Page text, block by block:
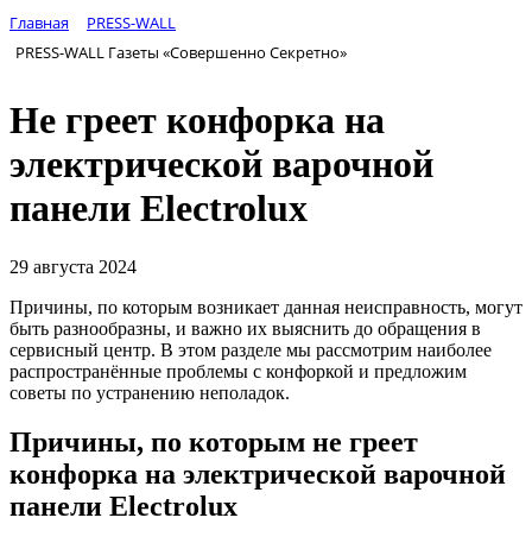
Главная
PRESS-WALL
PRESS-WALL Газеты «Совершенно Секретно»
Не греет конфорка на
электрической варочной
панели Electrolux
29 августа 2024
Причины, по которым возникает данная неисправность, могут
быть разнообразны, и важно их выяснить до обращения в
сервисный центр. В этом разделе мы рассмотрим наиболее
распространённые проблемы с конфоркой и предложим
советы по устранению неполадок.
Причины, по которым не греет
конфорка на электрической варочной
панели Electrolux